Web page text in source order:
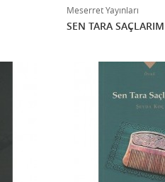
Meserret Yayınları
SEN TARA